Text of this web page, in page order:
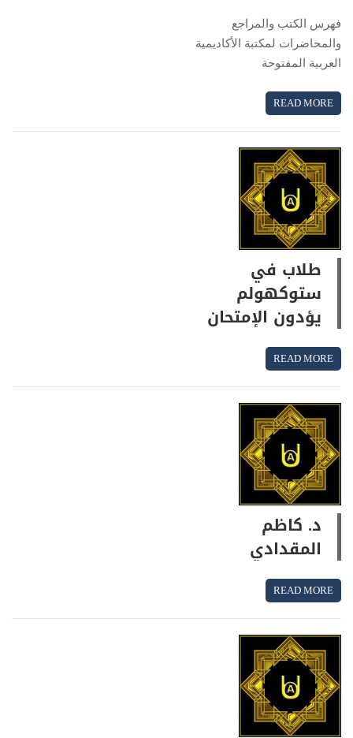
فهرس الكتب والمراجع
والمحاضرات لمكتبة الأكاديمية
العربية المفتوحة
READ MORE
طلاب في
ستوكهولم
يؤدون الإمتحان
READ MORE
د. كاظم
المقدادي
READ MORE